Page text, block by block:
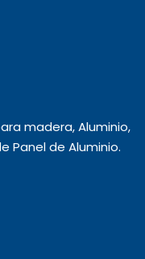
madera, Aluminio,
Panel de Aluminio.